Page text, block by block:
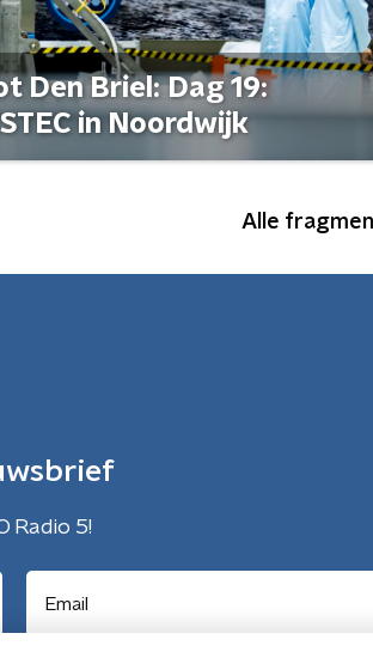
Den Briel: Dag 19:
in Noordwijk
Alle
Radio 5!